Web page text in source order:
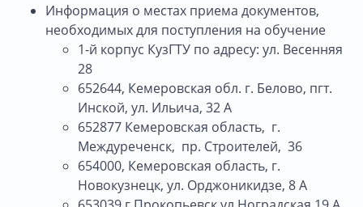
Информация о местах приема документов,
необходимых для поступления на обучение
1-й корпус КузГТУ по адресу: ул. Весенняя
28
652644, Кемеровская обл. г. Белово, пгт.
Инской, ул. Ильича, 32 А
652877 Кемеровская область, г.
Междуреченск, пр. Строителей, 36
654000, Кемеровская область, г.
Новокузнецк, ул. Орджоникидзе, 8 А